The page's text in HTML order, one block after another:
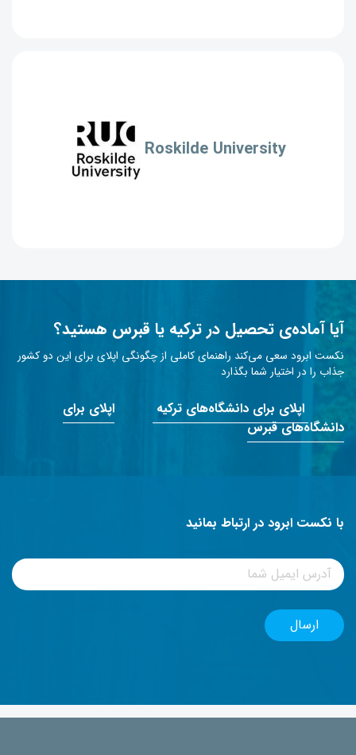
Roskilde University
آیا آماده‌ی تحصیل در ترکیه یا قبرس هستید؟
نکست ابرود سعی می‌کند راهنمای کاملی از چگونگی اپلای برای این دو کشور
جذاب را در اختیار شما بگذارد
اپلای برای دانشگاه‌های ترکیه
اپلای برای
دانشگاه‌های قبرس
با نکست ابرود در ارتباط بمانید